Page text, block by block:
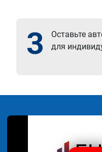
3
Оставьте
для